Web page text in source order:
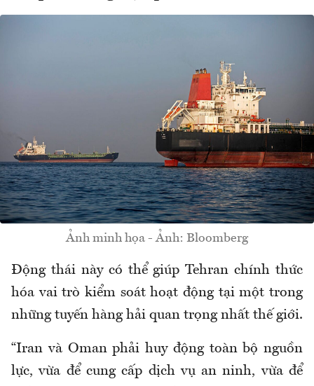
Ảnh minh họa - Ảnh: Bloomberg
Động thái này có thể giúp Tehran chính thức
hóa vai trò kiểm soát hoạt động tại một trong
những tuyến hàng hải quan trọng nhất thế giới.
“Iran và Oman phải huy động toàn bộ nguồn
lực, vừa để cung cấp dịch vụ an ninh, vừa để